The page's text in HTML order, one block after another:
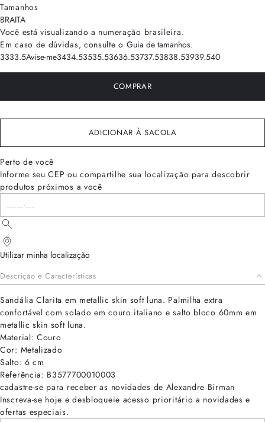
Tamanhos
BRAITA
Você está visualizando a numeração brasileira.
Em caso de dúvidas, consulte o Guia de tamanhos.
3333.5Avise-me3434.53535.53636.53737.53838.53939.540
COMPRAR
ADICIONAR À SACOLA
Perto de você
Informe seu CEP ou compartilhe sua localização para descobrir
produtos próximos a você
Utilizar minha localização
Descrição e Características
Sandália Clarita em metallic skin soft luna. Palmilha extra
confortável com solado em couro italiano e salto bloco 60mm em
metallic skin soft luna.
Material: Couro
Cor: Metalizado
Salto: 6 cm
Referência: B3577700010003
cadastre-se para receber as novidades de Alexandre Birman
Inscreva-se hoje e desbloqueie acesso prioritário a novidades e
ofertas especiais.